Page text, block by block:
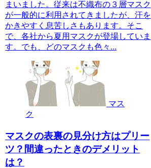
まいました。従来は不織布の３層マスク
が一般的に利用されてきましたが、汗を
かきやすく息苦しさもあります。そこ
で、各社から夏用マスクが登場していま
す。でも、どのマスクも色々...
マス
ク
マスクの表裏の見分け方はプリー
ツ？間違ったときのデメリット
は？